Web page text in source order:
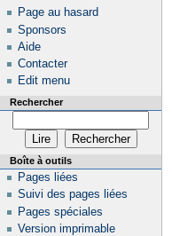
Page au hasard
Sponsors
Aide
Contacter
Edit menu
Rechercher
Boîte à outils
Pages liées
Suivi des pages liées
Pages spéciales
Version imprimable